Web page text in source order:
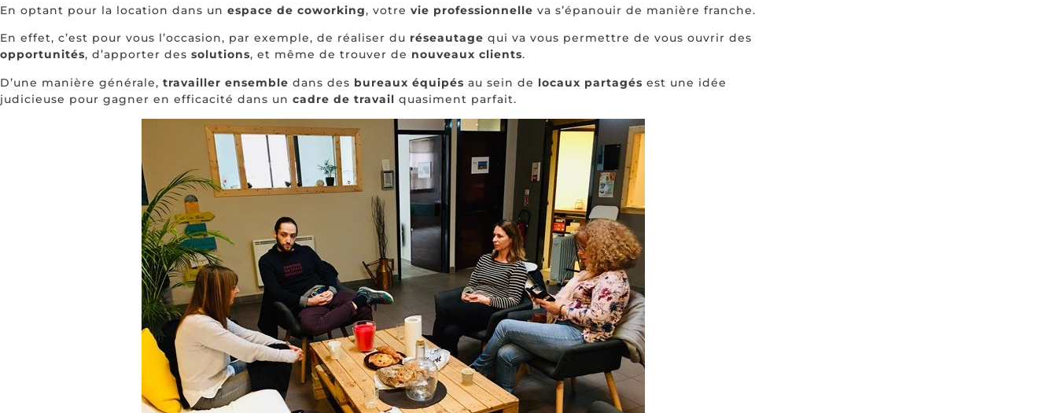
En optant pour la location dans un espace de coworking, votre vie professionnelle va s’épanouir de manière franche.
En effet, c’est pour vous l’occasion, par exemple, de réaliser du réseautage qui va vous permettre de vous ouvrir des
opportunités, d’apporter des solutions, et même de trouver de nouveaux clients.
D’une manière générale, travailler ensemble dans des bureaux équipés au sein de locaux partagés est une idée
judicieuse pour gagner en efficacité dans un cadre de travail quasiment parfait.